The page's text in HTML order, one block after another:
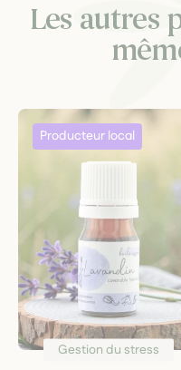
Les autres
Gestion du stress